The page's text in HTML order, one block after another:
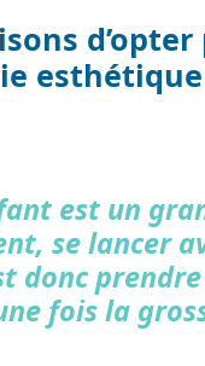
est un
se lancer
donc
fois la